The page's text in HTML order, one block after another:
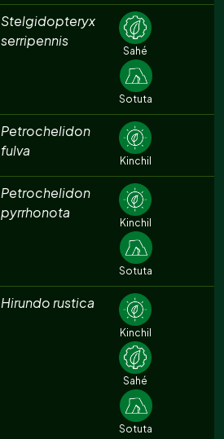
Stelgidopteryx
serripennis
Sahé
Sotuta
Petrochelidon
fulva
Kinchil
Petrochelidon
pyrrhonota
Kinchil
Sotuta
Hirundo rustica
Kinchil
Sahé
Sotuta